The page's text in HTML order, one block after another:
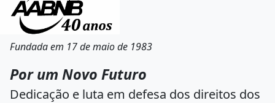
Fundada em 17 de maio de 1983
Por um Novo Futuro
Dedicação e luta em defesa dos direitos dos